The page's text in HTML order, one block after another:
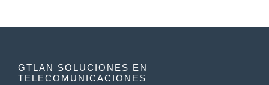
GTLAN SOLUCIONES EN
TELECOMUNICACIONES